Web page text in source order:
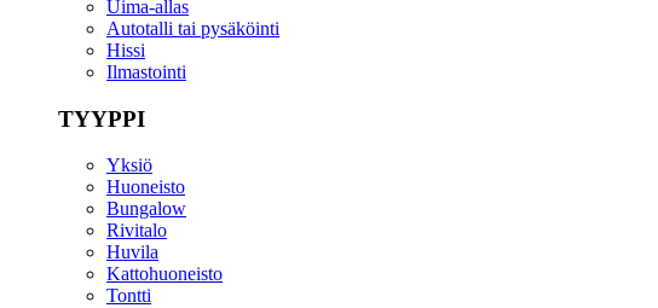
Uima-allas
Autotalli tai pysäköinti
Hissi
Ilmastointi
TYYPPI
Yksiö
Huoneisto
Bungalow
Rivitalo
Huvila
Kattohuoneisto
Tontti